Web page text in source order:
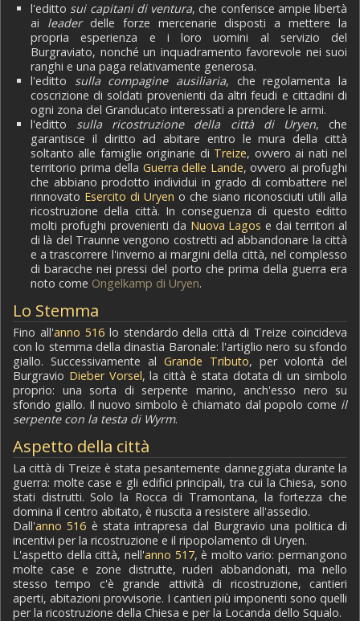
l'editto sui capitani di ventura, che conferisce ampie libertà
ai leaderdelle forze mercenarie disposti a mettere la
propria esperienza e i loro uomini al servizio del
Burgraviato, nonché un inquadramento favorevole nei suoi
ranghi e una paga relativamente generosa.
l'editto sulla compagine ausiliaria, che regolamenta la
coscrizione di soldati provenienti da altri feudi e cittadini di
ogni zona del Granducato interessati a prendere le armi.
l'editto sulla ricostruzione della città di Uryen, che
garantisce il diritto ad abitare entro le mura della città
soltanto alle famiglie originarie di Treize, ovvero ai nati nel
territorio prima della Guerra delle Lande, ovvero ai profughi
che abbiano prodotto individui in grado di combattere nel
rinnovato Esercito di Uryen o che siano riconosciuti utili alla
ricostruzione della città. In conseguenza di questo editto
molti profughi provenienti da Nuova Lagos e dai territori al
di là del Traunne vengono costretti ad abbandonare la città
e a trascorrere l'inverno ai margini della città, nel complesso
di baracche nei pressi del porto che prima della guerra era
noto come Ongelkamp di Uryen.
Lo Stemma
Fino all'anno 516lo stendardo della città di Treize coincideva
con lo stemma della dinastia Baronale: l'artiglio nero su sfondo
giallo. Successivamente al Grande Tributo, per volontà del
Burgravio Dieber Vorsel, la città è stata dotata di un simbolo
proprio: una sorta di serpente marino, anch'esso nero su
sfondo giallo. Il nuovo simbolo è chiamato dal popolo come il
serpente con la testa di Wyrm.
Aspetto della città
La città di Treize è stata pesantemente danneggiata durante la
guerra: molte case e gli edifici principali, tra cui la Chiesa, sono
stati distrutti. Solo la Rocca di Tramontana, la fortezza che
domina il centro abitato, è riuscita a resistere all'assedio.
Dall'anno 516 è stata intrapresa dal Burgravio una politica di
incentivi per la ricostruzione e il ripopolamento di Uryen.
L'aspetto della città, nell'anno 517, è molto vario: permangono
molte case e zone distrutte, ruderi abbandonati, ma nello
stesso tempo c'è grande attività di ricostruzione, cantieri
aperti, abitazioni provvisorie. I cantieri più imponenti sono quelli
per la ricostruzione della Chiesa e per la Locanda dello Squalo.